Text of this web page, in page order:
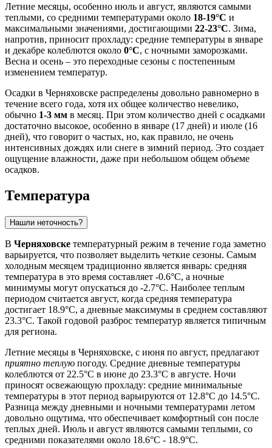
Летние месяцы, особенно июль и август, являются самыми
теплыми, со средними температурами около 18-19°C и
максимальными значениями, достигающими 22-23°C. Зима,
напротив, приносит прохладу: средние температуры в январе
и декабре колеблются около 0°C, с ночными заморозками.
Весна и осень – это переходные сезоны с постепенным
изменением температур.
Осадки в Черняховске распределены довольно равномерно в
течение всего года, хотя их общее количество невелико,
обычно 1-3 мм в месяц. При этом количество дней с осадками
достаточно высокое, особенно в январе (17 дней) и июле (16
дней), что говорит о частых, но, как правило, не очень
интенсивных дождях или снеге в зимний период. Это создает
ощущение влажности, даже при небольшом общем объеме
осадков.
Температура
Нашли неточность?
В Черняховске температурный режим в течение года заметно
варьируется, что позволяет выделить четкие сезоны. Самым
холодным месяцем традиционно является январь: средняя
температура в это время составляет -0.6°C, а ночные
минимумы могут опускаться до -2.7°C. Наиболее теплым
периодом считается август, когда средняя температура
достигает 18.9°C, а дневные максимумы в среднем составляют
23.3°C. Такой годовой разброс температур является типичным
для региона.
Летние месяцы в Черняховске, с июня по август, предлагают
приятно теплую погоду. Средние дневные температуры
колеблются от 22.5°C в июне до 23.3°C в августе. Ночи
приносят освежающую прохладу: средние минимальные
температуры в этот период варьируются от 12.8°C до 14.5°C.
Разница между дневными и ночными температурами летом
довольно ощутима, что обеспечивает комфортный сон после
теплых дней. Июль и август являются самыми теплыми, со
средними показателями около 18.6°C - 18.9°C.